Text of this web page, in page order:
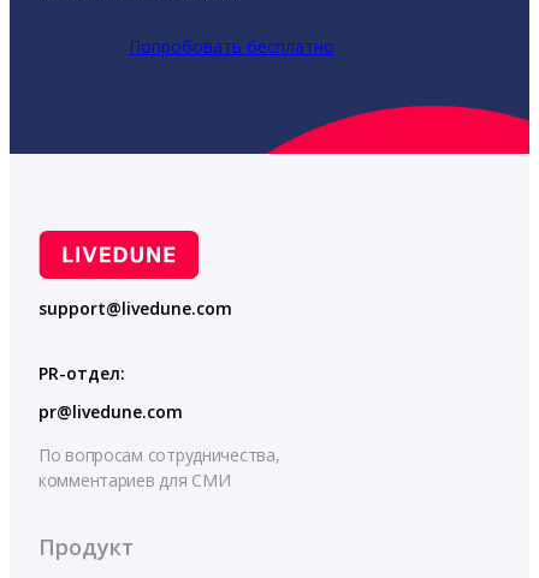
Попробовать бесплатно
support@livedune.com
PR-отдел:
pr@livedune.com
По вопросам сотрудничества,
комментариев для СМИ
Продукт